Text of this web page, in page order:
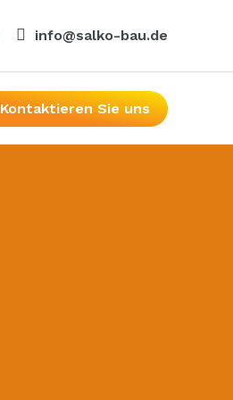
info@salko-bau.de
Kontaktieren Sie uns